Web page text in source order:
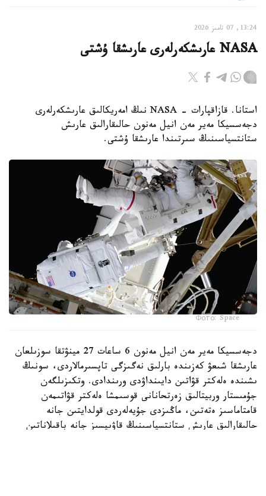
13:24, 07 تامىز 2026
NASA عارىشكەرلەرى عارىشقا ۇشتى
استانا. قازاقپارات - NASA نىڭ امەريكالىق عارىشكەرلەرى
دجەسسيكا مەير مەن انيل مەنون حالىقارالىق عارىش
ستانتسياسىنىڭ سىرتىندا عارىشقا ۇشتى.
Фото: Space
دجەسسيكا مەير مەن انيل مەنون 6 ساعات 27 مينۋتقا سوزىلعان
عارىشقا شىعۋ كەزىندە بارلىق نەگىزگى تاپسىرمالاردى، سونىڭ
ىشىندە ەلەكتر قۋاتىن دايىنداۋدى ورىندادى. وتكىزىلگەن
جۇمىستار وربيتالىق زەرتحانانى قوسىمشا ەلەكتر قۋاتىمەن
قامتاماسىز ەتەتىن، ماڭىزدى جۇيەلەردى قولدايتىن جانە
حالىقارالىق عارىش ستانتسياسىنىڭ قاۋىپسىز جانە باقىلاناتىن